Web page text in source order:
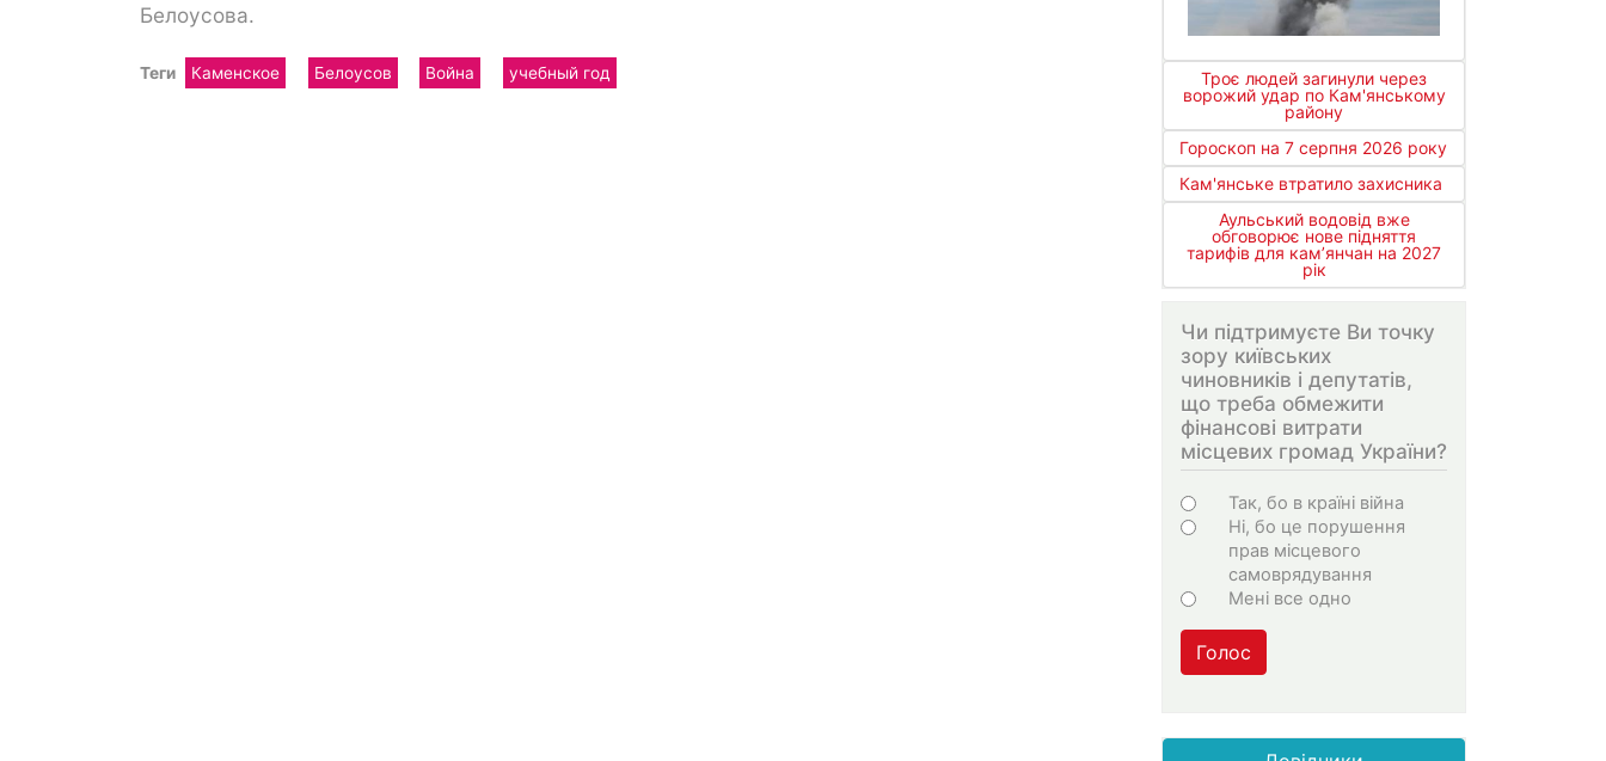
Белоусова.
Теги Каменское Белоусов Война учебный год
Троє людей загинули через
ворожий удар по Кам'янському
району
Гороскоп на 7 серпня 2026 року
Кам'янське втратило захисника
Аульський водовід вже
обговорює нове підняття
тарифів для кам’янчан на 2027
рік
Чи підтримуєте Ви точку
зору київських
чиновників і депутатів,
що треба обмежити
фінансові витрати
місцевих громад України?
Choices
Так, бо в країні війна
Ні, бо це порушення
прав місцевого
самоврядування
Мені все одно
Голос